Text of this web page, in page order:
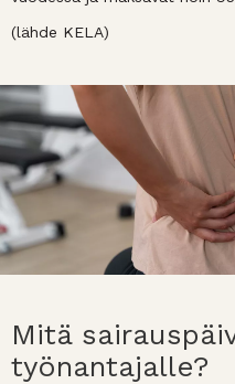
(lähde KELA)
Mitä
työnantajalle?